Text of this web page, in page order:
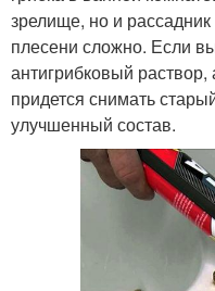
зрелище, но и
плесени сложно. Если
антигрибковый
придется снимать
улучшенный состав.